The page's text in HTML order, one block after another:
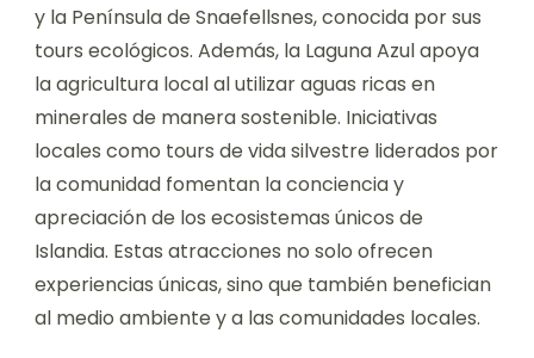
y la Península de Snaefellsnes, conocida por sus
tours ecológicos. Además, la Laguna Azul apoya
la agricultura local al utilizar aguas ricas en
minerales de manera sostenible. Iniciativas
locales como tours de vida silvestre liderados por
la comunidad fomentan la conciencia y
apreciación de los ecosistemas únicos de
Islandia. Estas atracciones no solo ofrecen
experiencias únicas, sino que también benefician
al medio ambiente y a las comunidades locales.